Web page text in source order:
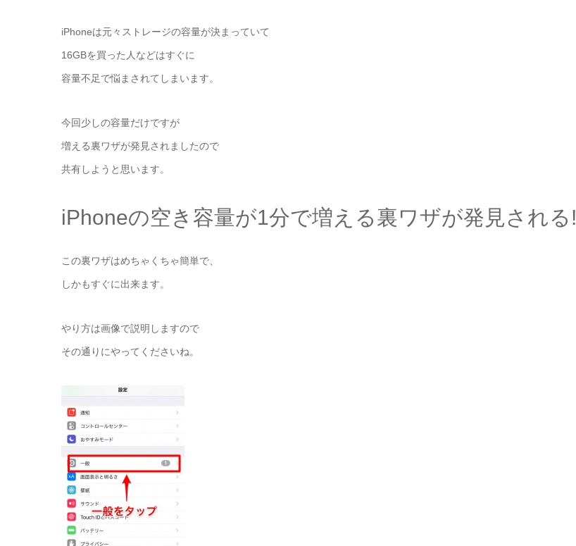
iPhoneは元々ストレージの容量が決まっていて
16GBを買った人などはすぐに
容量不足で悩まされてしまいます。
今回少しの容量だけですが
増える裏ワザが発見されましたので
共有しようと思います。
iPhoneの空き容量が1分で増える裏ワザが発見される!
この裏ワザはめちゃくちゃ簡単で、
しかもすぐに出来ます。
やり方は画像で説明しますので
その通りにやってくださいね。